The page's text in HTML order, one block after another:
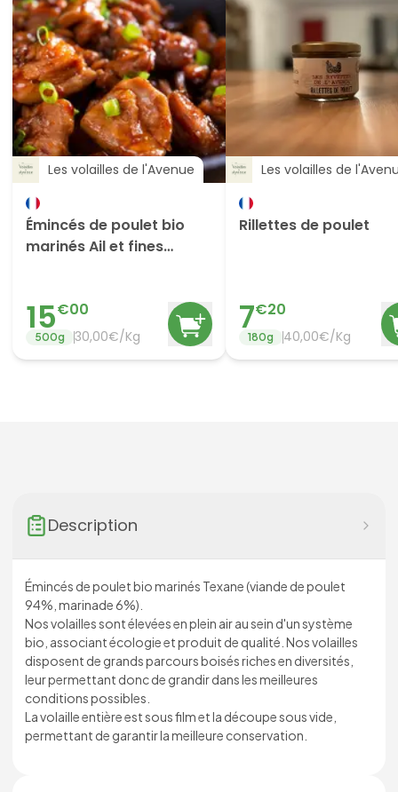
Les volailles de l'Avenue
Émincés de poulet bio
marinés Ail et fines
15€00
500g 30,00€/Kg
Les volailles de
Rillettes de poulet
7€20
180g 40,00€/Kg
Description
Émincés de poulet bio marinés Texane (viande de poulet
94%, marinade 6%).
Nos volailles sont élevées en plein air au sein d'un système
bio, associant écologie et produit de qualité. Nos volailles
disposent de grands parcours boisés riches en diversités,
leur permettant donc de grandir dans les meilleures
conditions possibles.
La volaille entière est sous film et la découpe sous vide,
permettant de garantir la meilleure conservation.